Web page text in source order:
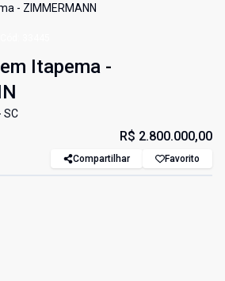
- ZIMMERMANN
Itapema -
SC
R$ 2.800.000,00
Compartilhar Favorito